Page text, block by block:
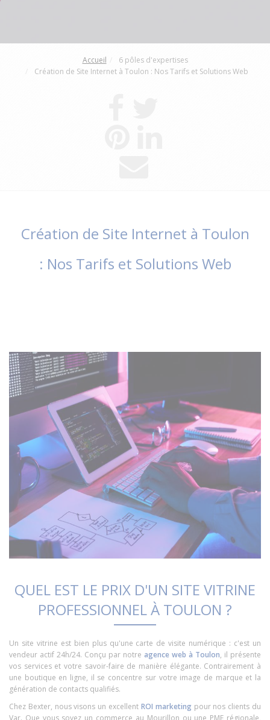
Accueil
6 pôles d'expertises
Création de Site Internet à Toulon : Nos Tarifs et Solutions Web
Création de Site Internet à Toulon
: Nos Tarifs et Solutions Web
QUEL EST LE PRIX D'UN SITE VITRINE
PROFESSIONNEL À TOULON ?
Un site vitrine est bien plus qu'une carte de visite numérique : c'est un
vendeur actif 24h/24. Conçu par notre agence web à Toulon, il présente
vos services et votre savoir-faire de manière élégante. Contrairement à
une boutique en ligne, il se concentre sur votre image de marque et la
génération de contacts qualifiés.
Chez Bexter, nous visons un excellent ROI marketing pour nos clients du